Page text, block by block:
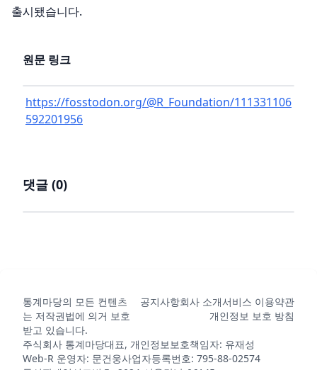
출시됐습니다.
원문 링크
https://fosstodon.org/@R_Foundation/111331106
592201956
댓글 (0)
통계마당의 모든 컨텐츠
는 저작권법에 의거 보호
받고 있습니다.
공지사항회사 소개서비스 이용약관
개인정보 보호 방침
주식회사 통계마당대표, 개인정보보호책임자: 유재성
Web-R 운영자: 문건웅사업자등록번호: 795-88-02574